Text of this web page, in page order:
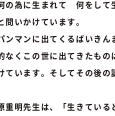
の為に生まれて 何をして
いかけています。
マンに出てくるばいきん
くこの世に出てきたもの
います。そしてその後の
明先生は、「生きている